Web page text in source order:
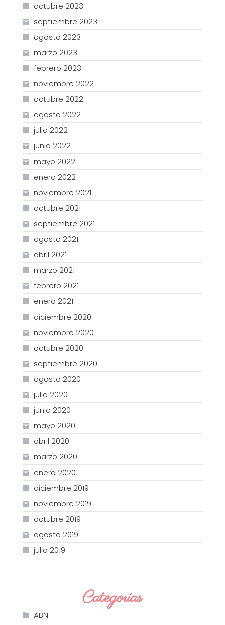
octubre 2023
septiembre 2023
agosto 2023
marzo 2023
febrero 2023
noviembre 2022
octubre 2022
agosto 2022
julio 2022
junio 2022
mayo 2022
enero 2022
noviembre 2021
octubre 2021
septiembre 2021
agosto 2021
abril 2021
marzo 2021
febrero 2021
enero 2021
diciembre 2020
noviembre 2020
octubre 2020
septiembre 2020
agosto 2020
julio 2020
junio 2020
mayo 2020
abril 2020
marzo 2020
enero 2020
diciembre 2019
noviembre 2019
octubre 2019
agosto 2019
julio 2019
Categorías
ABN